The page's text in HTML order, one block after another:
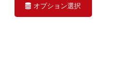
オプション選択